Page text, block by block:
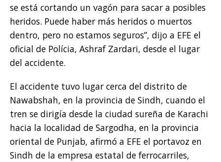
se está cortando un vagón para sacar a posibles
heridos. Puede haber más heridos o muertos
dentro, pero no estamos seguros”, dijo a EFE el
oficial de Polícia, Ashraf Zardari, desde el lugar
del accidente.
El accidente tuvo lugar cerca del distrito de
Nawabshah, en la provincia de Sindh, cuando el
tren se dirigía desde la ciudad sureña de Karachi
hacia la localidad de Sargodha, en la provincia
oriental de Punjab, afirmó a EFE el portavoz en
Sindh de la empresa estatal de ferrocarriles,